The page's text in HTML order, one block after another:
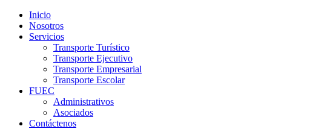
Inicio
Nosotros
Servicios
Transporte Turístico
Transporte Ejecutivo
Transporte Empresarial
Transporte Escolar
FUEC
Administrativos
Asociados
Contáctenos